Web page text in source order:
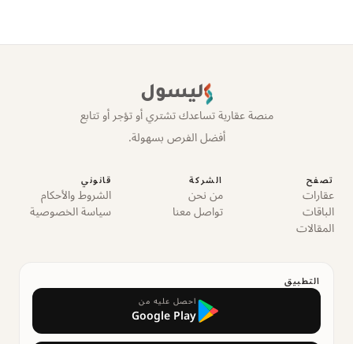
ليسول
منصة عقارية تساعدك تشتري أو تؤجر أو تتابع
أفضل الفرص بسهولة.
تصفح
عقارات
الباقات
المقالات
الشركة
من نحن
تواصل معنا
قانوني
الشروط والأحكام
سياسة الخصوصية
التطبيق
احصل عليه من
Google Play